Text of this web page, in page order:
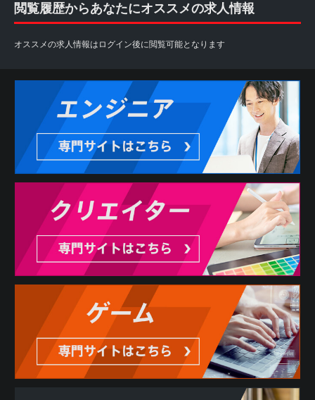
閲覧履歴からあなたにオススメの求人情報
オススメの求人情報はログイン後に閲覧可能となります